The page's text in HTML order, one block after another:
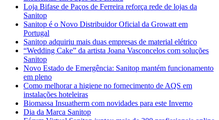
Loja Bifase de Paços de Ferreira reforça rede de lojas da
Sanitop
Sanitop é o Novo Distribuidor Oficial da Growatt em
Portugal
Sanitop adquiriu mais duas empresas de material elétrico
“Wedding Cake” da artista Joana Vasconcelos com soluções
Sanitop
Novo Estado de Emergência: Sanitop mantém funcionamento
em pleno
Como melhorar a higiene no fornecimento de AQS em
instalações hoteleiras
Biomassa Insuatherm com novidades para este Inverno
Dia da Marca Sanitop